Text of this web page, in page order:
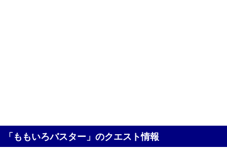
「ももいろバスター」のクエスト情報